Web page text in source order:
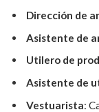
Dirección de
Asistente de
Utilero de
Asistente de
Vestuarista: